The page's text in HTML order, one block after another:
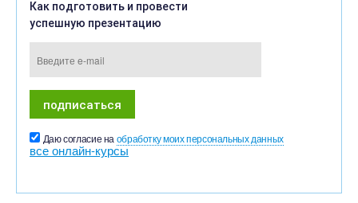
Как подготовить и провести
успешную презентацию
Даю согласие на обработку моих персональных данных
все онлайн-курсы